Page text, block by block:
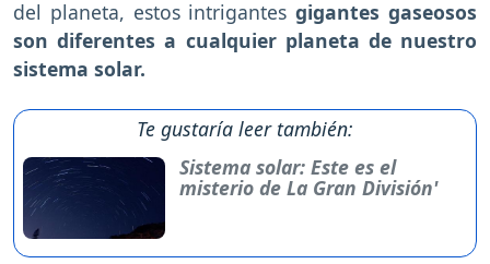
del planeta, estos intrigantesgigantes gaseosos
son diferentes a cualquier planeta de nuestro
sistema solar.
Te gustaría leer también:
Sistema solar: Este es el
misterio de La Gran División'